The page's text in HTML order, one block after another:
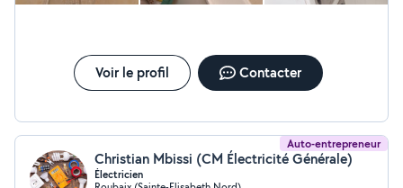
de verrou Jardinage
Voir le profil Contacter
Auto-entrepreneur
Christian Mbissi (CM Électricité Générale)
Électricien